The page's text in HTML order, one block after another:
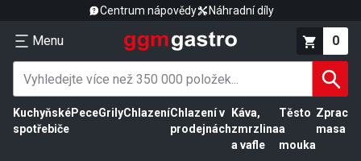
Centrum nápovědy Náhradní díly
Menu 0
Kuchyňské
spotřebiče
PeceGrilyChlazeníChlazení v
prodejnách
Káva,
zmrzlina
a vafle
Těsto
a
mouka
masa